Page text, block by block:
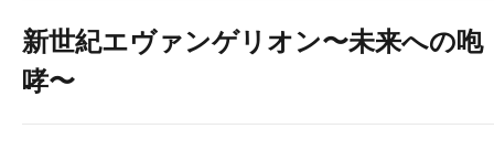
新世紀エヴァンゲリオン〜未来への咆
哮〜